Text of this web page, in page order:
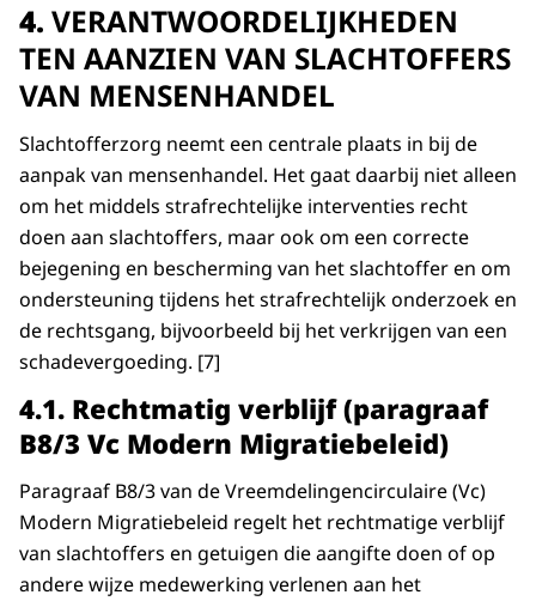
4. VERANTWOORDELIJKHEDEN
TEN AANZIEN VAN SLACHTOFFERS
VAN MENSENHANDEL
Slachtofferzorg neemt een centrale plaats in bij de
aanpak van mensenhandel. Het gaat daarbij niet alleen
om het middels strafrechtelijke interventies recht
doen aan slachtoffers, maar ook om een correcte
bejegening en bescherming van het slachtoffer en om
ondersteuning tijdens het strafrechtelijk onderzoek en
de rechtsgang, bijvoorbeeld bij het verkrijgen van een
schadevergoeding. [7]
4.1. Rechtmatig verblijf (paragraaf
B8/3 Vc Modern Migratiebeleid)
Paragraaf B8/3 van de Vreemdelingencirculaire (Vc)
Modern Migratiebeleid regelt het rechtmatige verblijf
van slachtoffers en getuigen die aangifte doen of op
andere wijze medewerking verlenen aan het